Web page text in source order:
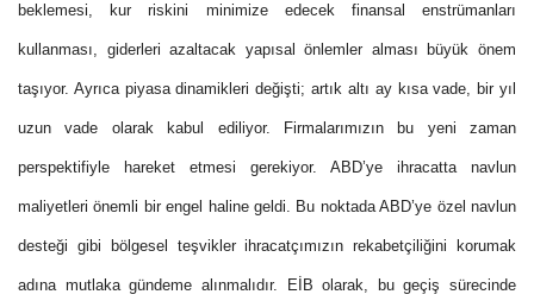
beklemesi, kur riskini minimize edecek finansal enstrümanları
kullanması, giderleri azaltacak yapısal önlemler alması büyük önem
taşıyor. Ayrıca piyasa dinamikleri değişti; artık altı ay kısa vade, bir yıl
uzun vade olarak kabul ediliyor. Firmalarımızın bu yeni zaman
perspektifiyle hareket etmesi gerekiyor. ABD’ye ihracatta navlun
maliyetleri önemli bir engel haline geldi. Bu noktada ABD’ye özel navlun
desteği gibi bölgesel teşvikler ihracatçımızın rekabetçiliğini korumak
adına mutlaka gündeme alınmalıdır. EİB olarak, bu geçiş sürecinde